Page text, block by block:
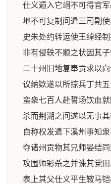
仕义遁入它峒不可得官
地不可复制问遣三司副
史朱处约转运使王绰经
非有侵轶不顺之状因其
二十州旧地复奉贡求以
议纳欵遂以所掠兵丁共
蛮衆七百人赴誓场饮血
杀而荆湖之间遂以无事
自称权发遣下溪州事知
夺诸州贡物其兄师晏结
攻围师彩杀之并诛其党
表上其父仕义平生鞍马